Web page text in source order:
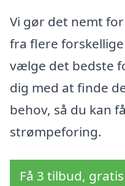
Vi gør det nemt
fra flere
vælge det bedste
dig med at finde
behov, så du kan
strømpeforing.
Få 3 tilbud,